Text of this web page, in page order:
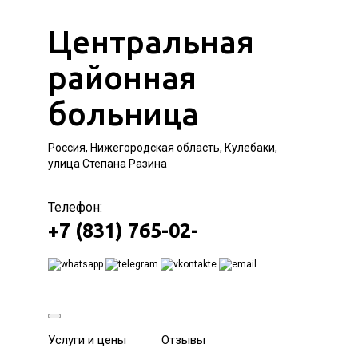
Центральная
районная
больница
Россия, Нижегородская область, Кулебаки,
улица Степана Разина
Телефон:
+7 (831) 765-02-
Услуги и цены Отзывы